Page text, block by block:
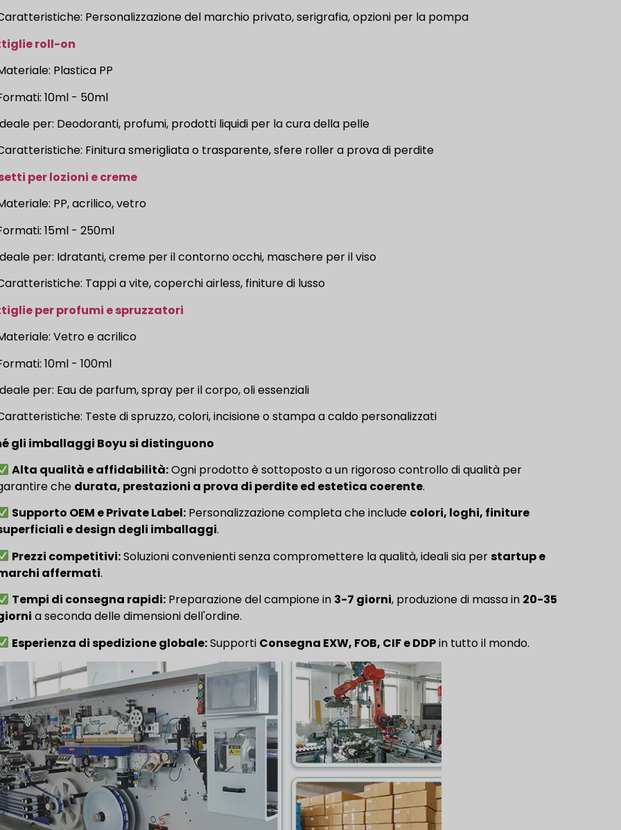
Personalizzazione del marchio privato, serigrafia, opzioni per la pompa
roll-on
Plastica PP
10ml - 50ml
per: Deodoranti, profumi, prodotti liquidi per la cura della pelle
Finitura smerigliata o trasparente, sfere roller a prova di perdite
per lozioni e creme
PP, acrilico, vetro
15ml - 250ml
per: Idratanti, creme per il contorno occhi, maschere per il viso
Tappi a vite, coperchi airless, finiture di lusso
per profumi e spruzzatori
Vetro e acrilico
10ml - 100ml
per: Eau de parfum, spray per il corpo, oli essenziali
Teste di spruzzo, colori, incisione o stampa a caldo personalizzati
gli imballaggi Boyu si distinguono
Alta qualità e affidabilità:Ogni prodotto è sottoposto a un rigoroso controllo di qualità per
che durata, prestazioni a prova di perdite ed estetica coerente.
Supporto OEM e Private Label: Personalizzazione completa che include colori, loghi, finiture
e design degli imballaggi.
Prezzi competitivi:Soluzioni convenienti senza compromettere la qualità, ideali sia per startup e
affermati.
Tempi di consegna rapidi: Preparazione del campione in 3-7 giorni, produzione di massa in 20-35
a seconda delle dimensioni dell'ordine.
Esperienza di spedizione globale:Supporti Consegna EXW, FOB, CIF e DDPin tutto il mondo.